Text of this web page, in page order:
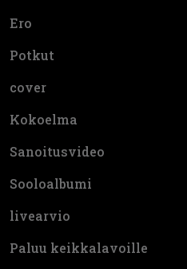
Ero
Potkut
cover
Kokoelma
Sanoitusvideo
Sooloalbumi
livearvio
Paluu keikkalavoille